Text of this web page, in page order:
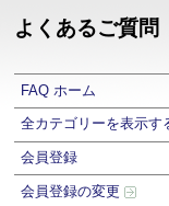
よくあるご質問
FAQ ホーム
全カテゴリーを表示す
会員登録
会員登録の変更